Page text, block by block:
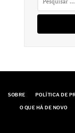
SOBRE POLÍTICA DE
O QUE HÁ DE NOVO